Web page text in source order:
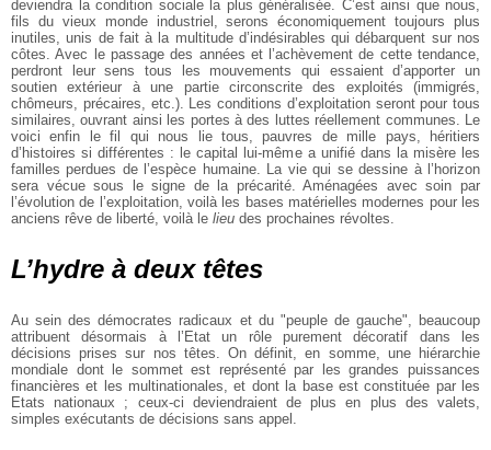
deviendra la condition sociale la plus généralisée. C’est ainsi que nous,
fils du vieux monde industriel, serons économiquement toujours plus
inutiles, unis de fait à la multitude d’indésirables qui débarquent sur nos
côtes. Avec le passage des années et l’achèvement de cette tendance,
perdront leur sens tous les mouvements qui essaient d’apporter un
soutien extérieur à une partie circonscrite des exploités (immigrés,
chômeurs, précaires, etc.). Les conditions d’exploitation seront pour tous
similaires, ouvrant ainsi les portes à des luttes réellement communes. Le
voici enfin le fil qui nous lie tous, pauvres de mille pays, héritiers
d’histoires si différentes : le capital lui-même a unifié dans la misère les
familles perdues de l’espèce humaine. La vie qui se dessine à l’horizon
sera vécue sous le signe de la précarité. Aménagées avec soin par
l’évolution de l’exploitation, voilà les bases matérielles modernes pour les
anciens rêve de liberté, voilà le lieu des prochaines révoltes.
L’hydre à deux têtes
Au sein des démocrates radicaux et du "peuple de gauche", beaucoup
attribuent désormais à l’Etat un rôle purement décoratif dans les
décisions prises sur nos têtes. On définit, en somme, une hiérarchie
mondiale dont le sommet est représenté par les grandes puissances
financières et les multinationales, et dont la base est constituée par les
Etats nationaux ; ceux-ci deviendraient de plus en plus des valets,
simples exécutants de décisions sans appel.